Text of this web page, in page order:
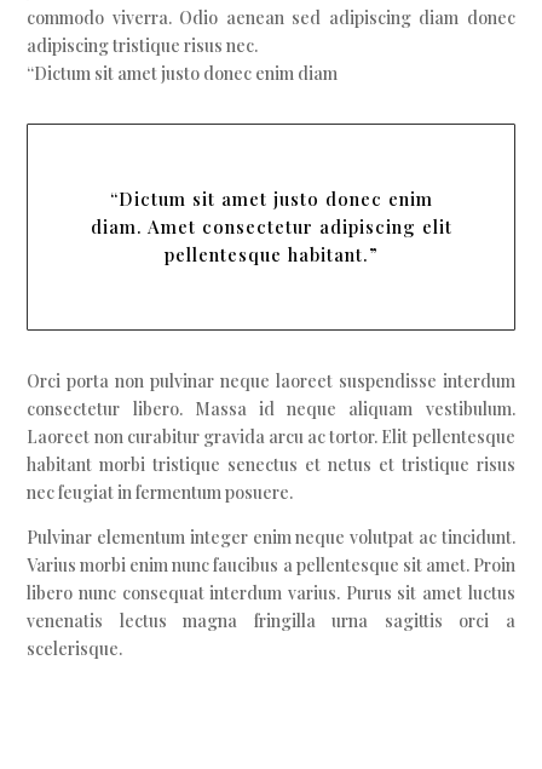
commodo viverra. Odio aenean sed adipiscing diam donec
adipiscing tristique risus nec.
“Dictum sit amet justo donec enim diam
“Dictum sit amet justo donec enim
diam. Amet consectetur adipiscing elit
pellentesque habitant.”
Orci porta non pulvinar neque laoreet suspendisse interdum
consectetur libero. Massa id neque aliquam vestibulum.
Laoreet non curabitur gravida arcu ac tortor. Elit pellentesque
habitant morbi tristique senectus et netus et tristique risus
nec feugiat in fermentum posuere.
Pulvinar elementum integer enim neque volutpat ac tincidunt.
Varius morbi enim nunc faucibus a pellentesque sit amet. Proin
libero nunc consequat interdum varius. Purus sit amet luctus
venenatis lectus magna fringilla urna sagittis orci a
scelerisque.